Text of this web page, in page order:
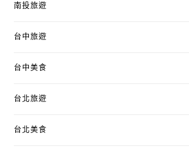
南投旅遊
台中旅遊
台中美食
台北旅遊
台北美食